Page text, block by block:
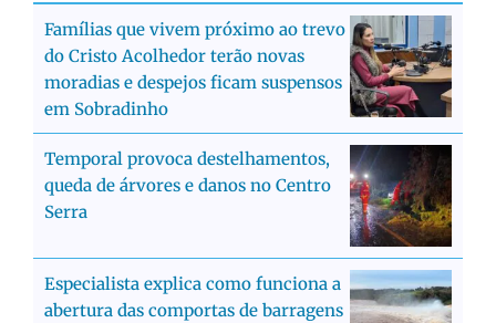
Famílias que vivem próximo ao trevo
do Cristo Acolhedor terão novas
moradias e despejos ficam suspensos
em Sobradinho
Temporal provoca destelhamentos,
queda de árvores e danos no Centro
Serra
Especialista explica como funciona a
abertura das comportas de barragens